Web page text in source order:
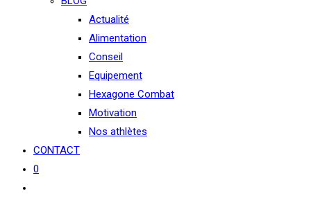
Actualité
Alimentation
Conseil
Equipement
Hexagone Combat
Motivation
Nos athlètes
CONTACT
0